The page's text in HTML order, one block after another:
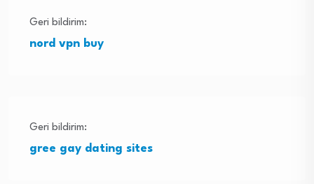
Geri bildirim:
nord vpn buy
Geri bildirim:
gree gay dating sites